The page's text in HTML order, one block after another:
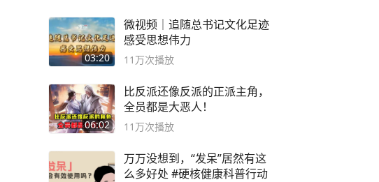
03:20
微视频｜追随总书记文化足迹
感受思想伟力
11万次播放
06:02
比反派还像反派的正派主角，
全员都是大恶人！
11万次播放
万万没想到，“发呆”居然有这
么多好处 #硬核健康科普行动